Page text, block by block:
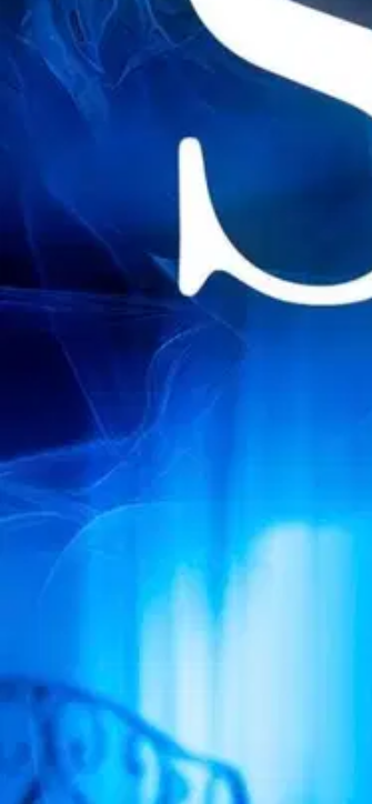
Tuotekuvaus
Kulkeeko Åren tunturissa kuolemanenkeli?
olla pilasoitto. Hannan vaisto sanoo kuitenkin
vaikeuttaa se, että Hannan ja hänen lähimmän
valikoivan tappajan. Viveca Sten (s. 1959)
sarjan viides, itsenäinen osa. Åren murhien
Näytä lisää tuotekuvausta
Ominaisuudet
Oletko tyytyväinen
Ovatko tuotetiedot riittävät? Jos tuotetiedoissa on
Anna palautetta Avautuu uuteen välilehteen
Ilmainen palautus 30 päivää.*
Nouto myymälästä ilman toimituskuluja.
Verkkokauppa